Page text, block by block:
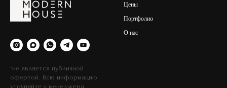
*не является публичной
офертой. Всю информацию
Цены
Портфолио
О нас